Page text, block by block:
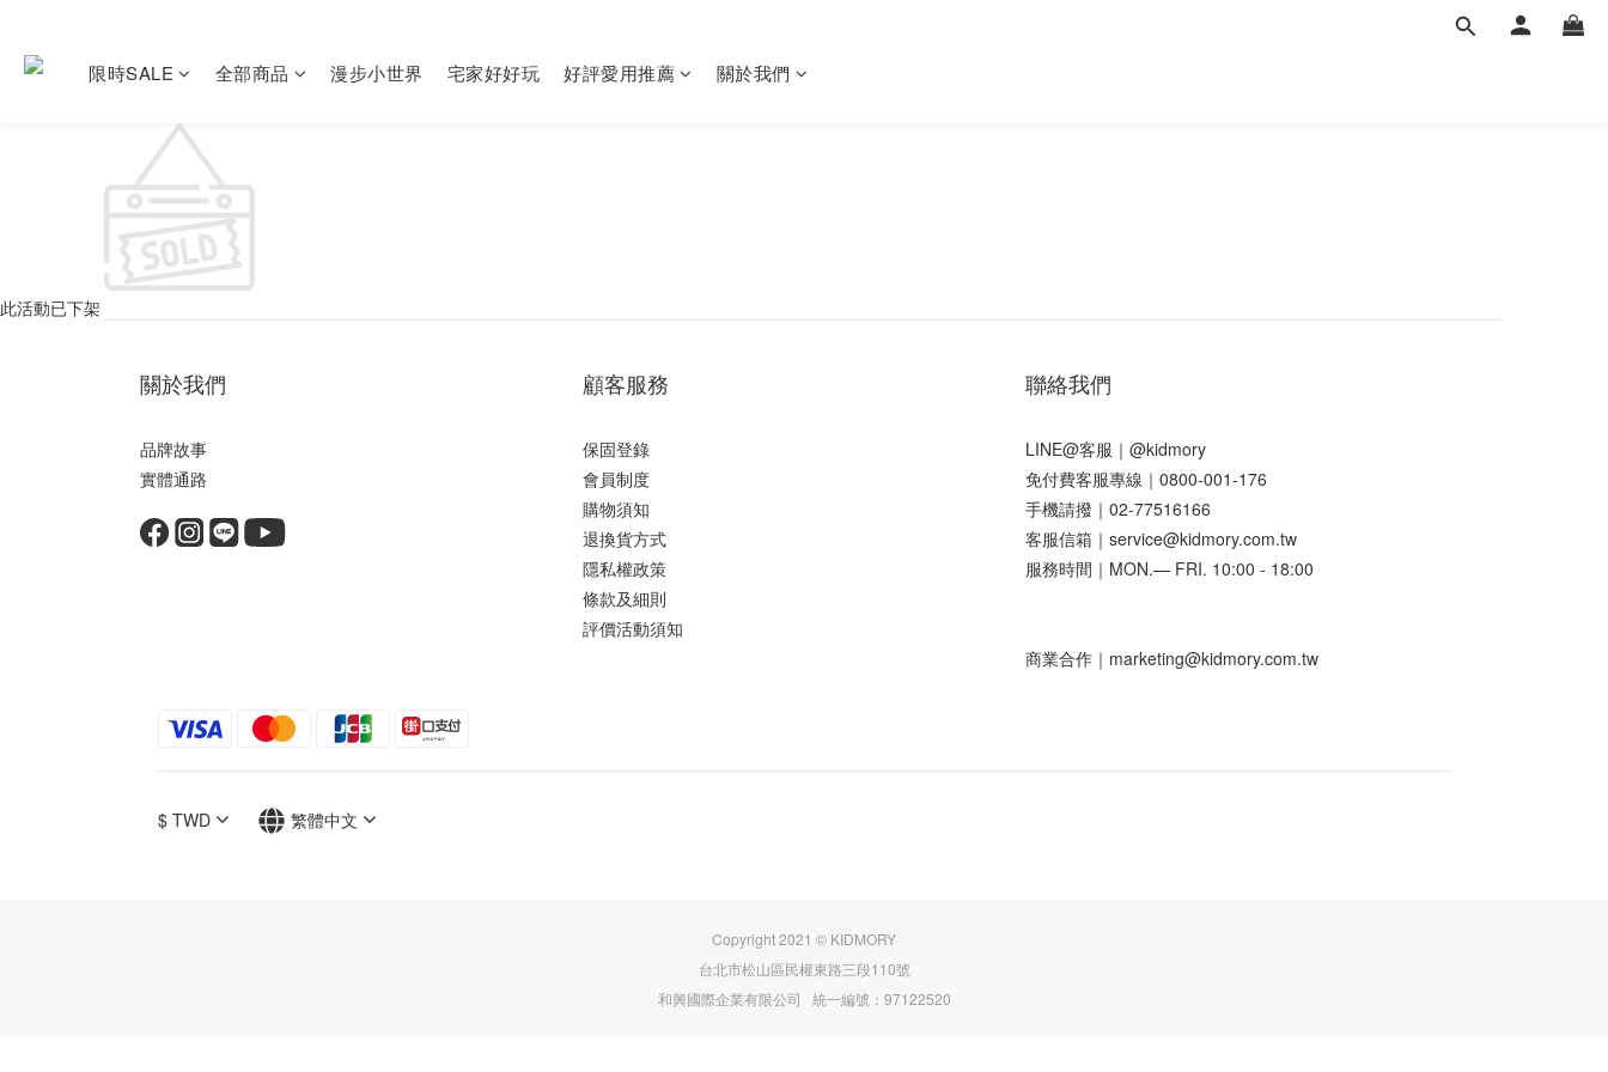
限時SALE 全部商品 漫步小世界 宅家好好玩 好評愛用推薦 關於我們
此活動已下架
關於我們
品牌故事
實體通路
顧客服務
保固登錄
會員制度
購物須知
退換貨方式
隱私權政策
條款及細則
評價活動須知
聯絡我們
LINE@客服｜ @kidmory
免付費客服專線｜0800-001-176
手機請撥｜02-77516166
客服信箱｜service@kidmory.com.tw
服務時間｜MON.— FRI. 10:00 - 18:00
商業合作｜marketing@kidmory.com.tw
$ TWD 繁體中文
Copyright 2021 © KIDMORY
台北市松山區民權東路三段110號
和興國際企業有限公司 統一編號：97122520